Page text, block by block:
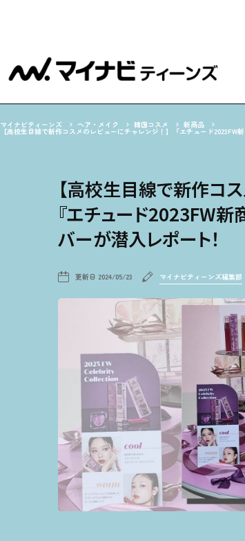
マイナビティーンズ ヘア・メイク 韓国コスメ 新商品
【高校生目線で新作コスメのレビューにチャレンジ！】『エチュード2023FW
【高校生目線で新作コス
『エチュード2023FW新
バーが潜入レポート！
更新日 2024/05/23 マイナビティーンズ編集部